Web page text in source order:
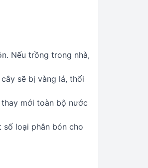
Nếu trồng trong nhà,
sẽ bị vàng lá, thối
mới toàn bộ nước
số loại phân bón cho